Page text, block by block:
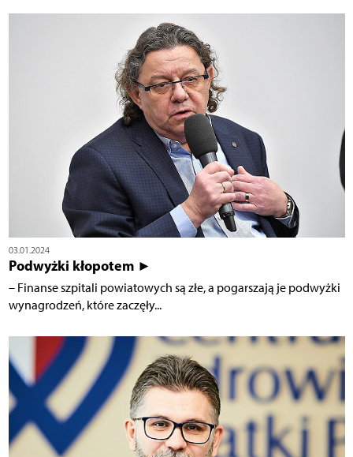
03.01.2024
Podwyżki kłopotem ►
– Finanse szpitali powiatowych są złe, a pogarszają je podwyżki
wynagrodzeń, które zaczęły...